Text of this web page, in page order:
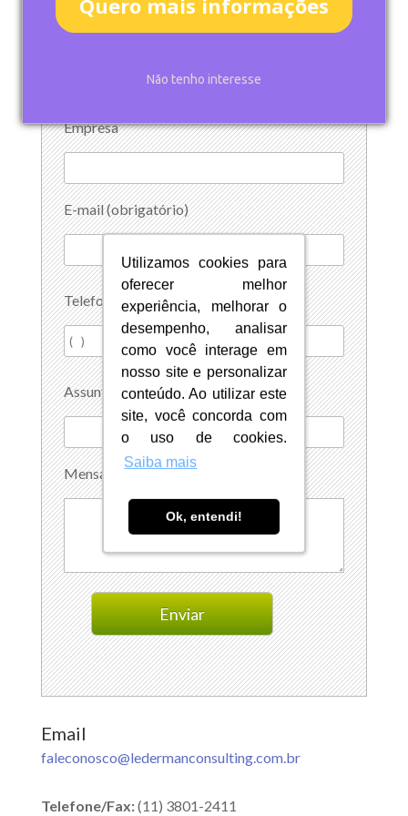
Não tenho interesse
Utilizamos cookies para
oferecer melhor
experiência, melhorar o
desempenho, analisar
como você interage em
nosso site e personalizar
conteúdo. Ao utilizar este
site, você concorda com
o uso de cookies.
Saiba mais
Ok, entendi!
Utilizamos cookies para
oferecer melhor
experiência, melhorar o
desempenho, analisar
como você interage em
nosso site e personalizar
conteúdo. Ao utilizar este
site, você concorda com
o uso de cookies.
Saiba mais
Ok, entendi!
Empresa
E-mail (obrigatório)
Telefone
Assunto
Mensagem
Email
faleconosco@ledermanconsulting.com.br
Telefone/Fax:(11) 3801-2411